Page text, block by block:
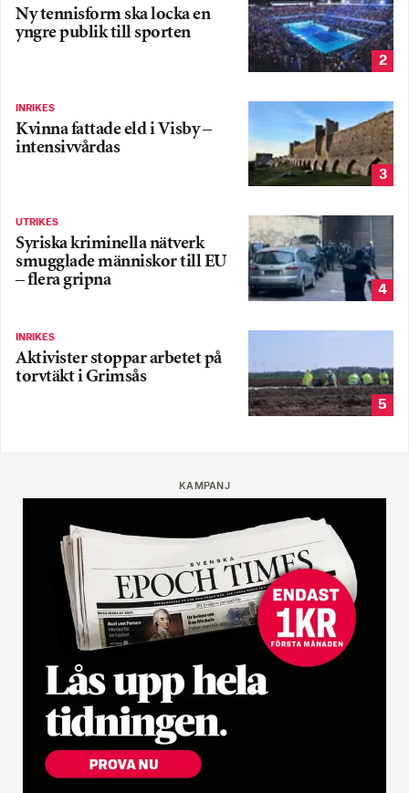
Ny tennisform ska locka en
yngre publik till sporten
2
INRIKES
Kvinna fattade eld i Visby –
intensivvårdas
3
UTRIKES
Syriska kriminella nätverk
smugglade människor till EU
– flera gripna
4
INRIKES
Aktivister stoppar arbetet på
torvtäkt i Grimsås
5
KAMPANJ